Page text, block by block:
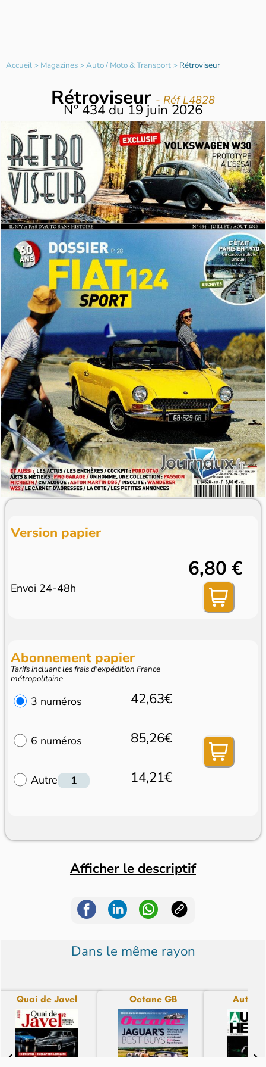
Accueil> Magazines>Auto / Moto & Transport> Rétroviseur
Rétroviseur - Réf L4828
N°434du19 juin 2026
Version papier
Envoi 24-48h
6,80 €
Abonnement papier
Tarifs incluant les frais d'expédition France
métropolitaine
3 numéros 42,63€
6 numéros 85,26€
Autre 14,21€
Afficher le descriptif
Dans le même rayon
Quai de Javel Octane GB Auto